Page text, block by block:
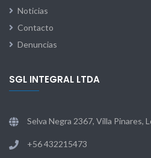
Noticias
Contacto
Denuncias
SGL INTEGRAL LTDA
Selva Negra 2367, Villa Pinares,
+56 432215473